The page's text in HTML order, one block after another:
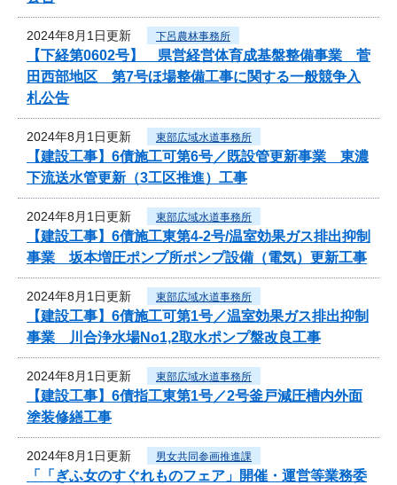
2024年8月1日更新 下呂農林事務所
【下経第0602号】 県営経営体育成基盤整備事業 菅
田西部地区 第7号ほ場整備工事に関する一般競争入
札公告
2024年8月1日更新 東部広域水道事務所
【建設工事】6債施工可第6号／既設管更新事業 東濃
下流送水管更新（3工区推進）工事
2024年8月1日更新 東部広域水道事務所
【建設工事】6債施工東第4-2号/温室効果ガス排出抑制
事業 坂本増圧ポンプ所ポンプ設備（電気）更新工事
2024年8月1日更新 東部広域水道事務所
【建設工事】6債施工可第1号／温室効果ガス排出抑制
事業 川合浄水場No1,2取水ポンプ盤改良工事
2024年8月1日更新 東部広域水道事務所
【建設工事】6債指工東第1号／2号釜戸減圧槽内外面
塗装修繕工事
2024年8月1日更新 男女共同参画推進課
「「ぎふ女のすぐれものフェア」開催・運営等業務委